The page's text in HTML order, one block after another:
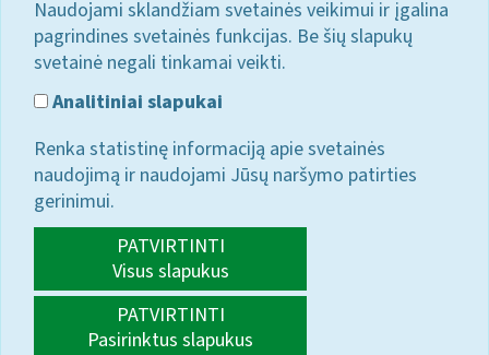
Naudojami sklandžiam svetainės veikimui ir įgalina
pagrindines svetainės funkcijas. Be šių slapukų
svetainė negali tinkamai veikti.
Analitiniai slapukai
Renka statistinę informaciją apie svetainės
naudojimą ir naudojami Jūsų naršymo patirties
gerinimui.
PATVIRTINTI
Visus slapukus
PATVIRTINTI
Pasirinktus slapukus